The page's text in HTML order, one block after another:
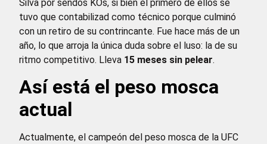
Silva por sendos KOs, si bien el primero de ellos se
tuvo que contabilizad como técnico porque culminó
con un retiro de su contrincante. Fue hace más de un
año, lo que arroja la única duda sobre el luso: la de su
ritmo competitivo. Lleva 15 meses sin pelear.
Así está el peso mosca
actual
Actualmente, el campeón del peso mosca de la UFC